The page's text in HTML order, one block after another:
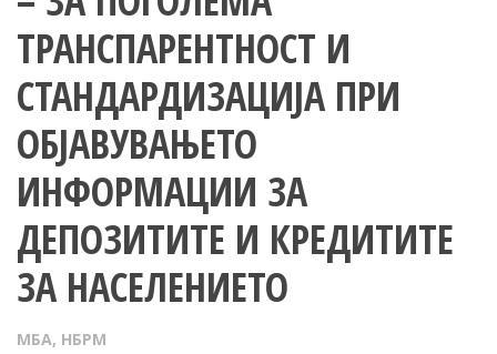
ТРАНСПАРЕНТНОСТ И
СТАНДАРДИЗАЦИЈА ПРИ
ОБЈАВУВАЊЕТО
ИНФОРМАЦИИ ЗА
ДЕПОЗИТИТЕ И КРЕДИТИТЕ
ЗА НАСЕЛЕНИЕТО
МБА, НБРМ